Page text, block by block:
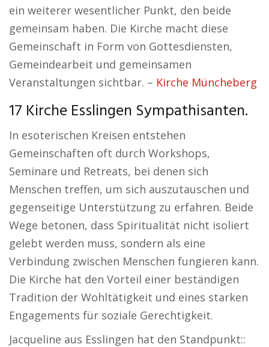
ein weiterer wesentlicher Punkt, den beide
gemeinsam haben. Die Kirche macht diese
Gemeinschaft in Form von Gottesdiensten,
Gemeindearbeit und gemeinsamen
Veranstaltungen sichtbar. – Kirche Müncheberg
17 Kirche Esslingen Sympathisanten.
In esoterischen Kreisen entstehen
Gemeinschaften oft durch Workshops,
Seminare und Retreats, bei denen sich
Menschen treffen, um sich auszutauschen und
gegenseitige Unterstützung zu erfahren. Beide
Wege betonen, dass Spiritualität nicht isoliert
gelebt werden muss, sondern als eine
Verbindung zwischen Menschen fungieren kann.
Die Kirche hat den Vorteil einer beständigen
Tradition der Wohltätigkeit und eines starken
Engagements für soziale Gerechtigkeit.
Jacqueline aus Esslingen hat den Standpunkt::